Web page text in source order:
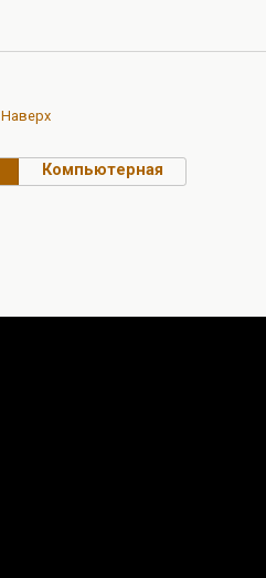
Наверх
Компьютерная